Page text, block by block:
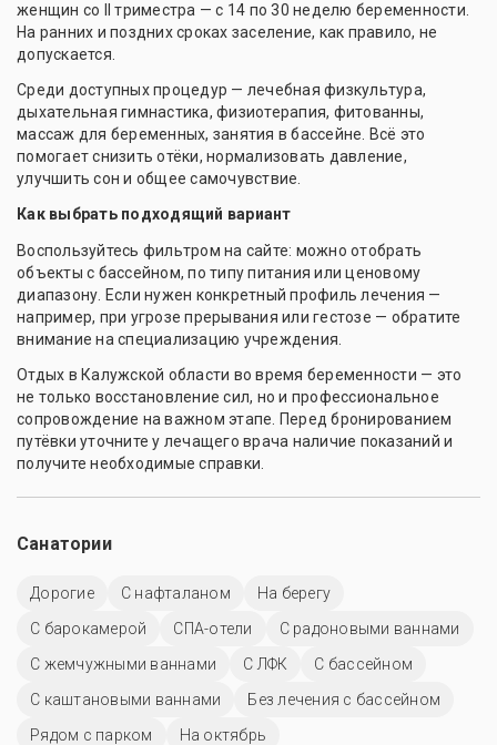
женщин со II триместра — с 14 по 30 неделю беременности.
На ранних и поздних сроках заселение, как правило, не
допускается.
Среди доступных процедур — лечебная физкультура,
дыхательная гимнастика, физиотерапия, фитованны,
массаж для беременных, занятия в бассейне. Всё это
помогает снизить отёки, нормализовать давление,
улучшить сон и общее самочувствие.
Как выбрать подходящий вариант
Воспользуйтесь фильтром на сайте: можно отобрать
объекты с бассейном, по типу питания или ценовому
диапазону. Если нужен конкретный профиль лечения —
например, при угрозе прерывания или гестозе — обратите
внимание на специализацию учреждения.
Отдых в Калужской области во время беременности — это
не только восстановление сил, но и профессиональное
сопровождение на важном этапе. Перед бронированием
путёвки уточните у лечащего врача наличие показаний и
получите необходимые справки.
Санатории
Дорогие С нафталаном
На берегу
С барокамерой
СПА-отели
С радоновыми ваннами
С жемчужными ваннами
С ЛФК
C бассейном
С каштановыми ваннами
Без лечения с бассейном
Рядом с парком
На октябрь